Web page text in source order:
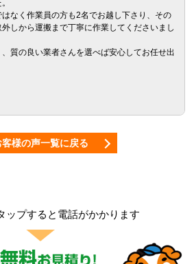
なく作業員の方も2名でお越し下さり、その
しから運搬まで丁寧に作業してくださいまし
質の良い業者さんを選べば安心してお任せ出
客様の声一覧に戻る
ップすると電話がかかります